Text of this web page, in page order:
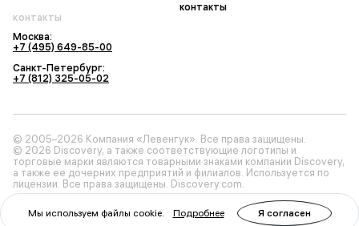
контакты
контакты
Москва:
+7 (495) 649-85-00
Санкт-Петербург:
+7 (812) 325-05-02
© 2005–2026 Компания «Левенгук». Все права защищены.
© 2026 Discovery, а также соответствующие логотипы и
торговые марки являются товарными знаками компании Discovery,
а также ее дочерних предприятий и филиалов. Используется по
лицензии. Все права защищены. Discovery.com.
Политика конфиденциальности
Мы используем файлы cookie. Подробнее Я согласен